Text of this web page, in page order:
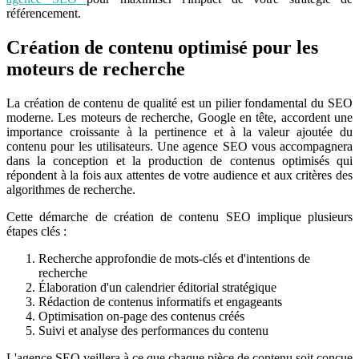
référencement.
Création de contenu optimisé pour les
moteurs de recherche
La création de contenu de qualité est un pilier fondamental du SEO
moderne. Les moteurs de recherche, Google en tête, accordent une
importance croissante à la pertinence et à la valeur ajoutée du
contenu pour les utilisateurs. Une agence SEO vous accompagnera
dans la conception et la production de contenus optimisés qui
répondent à la fois aux attentes de votre audience et aux critères des
algorithmes de recherche.
Cette démarche de création de contenu SEO implique plusieurs
étapes clés :
Recherche approfondie de mots-clés et d'intentions de
recherche
Élaboration d'un calendrier éditorial stratégique
Rédaction de contenus informatifs et engageants
Optimisation on-page des contenus créés
Suivi et analyse des performances du contenu